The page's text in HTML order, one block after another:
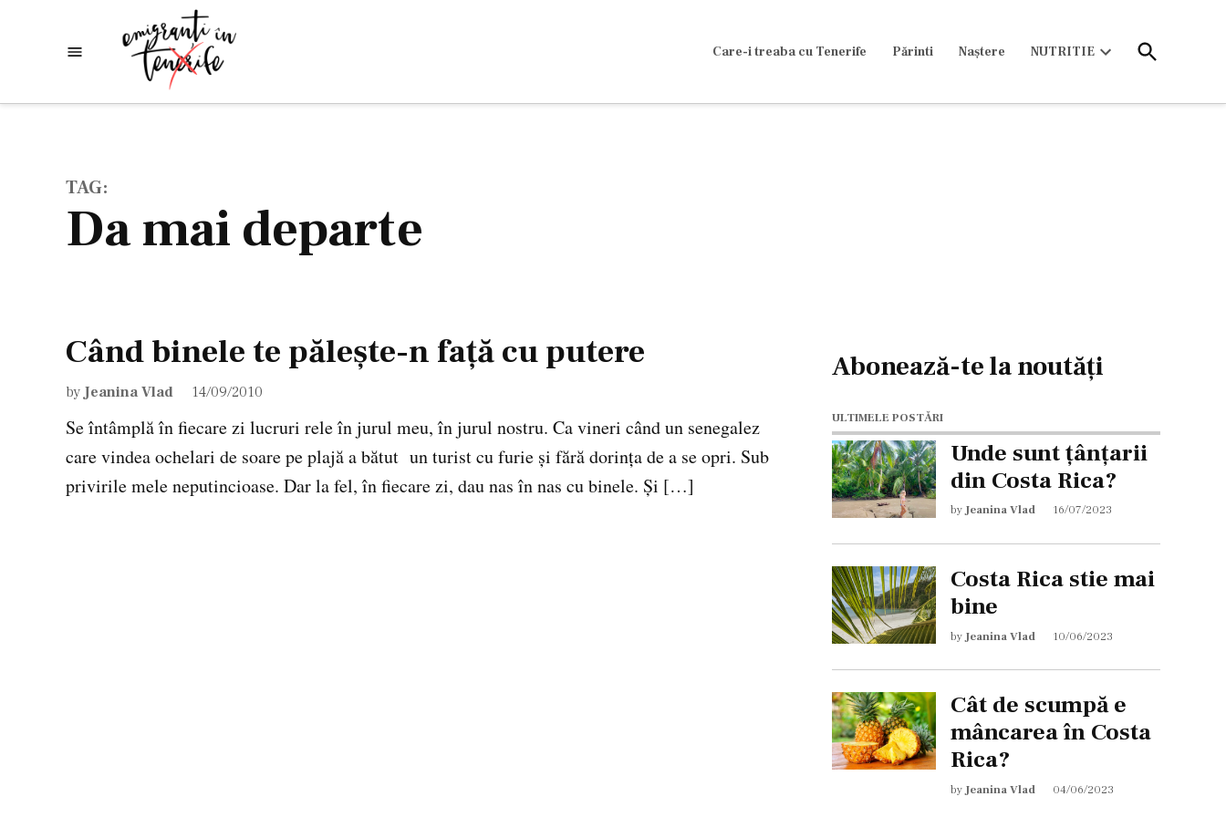
Care-i treaba cu Tenerife Părinti Naștere NUTRITIE
Open
Search
TAG:
da mai departe
Când binele te păleşte-n faţă cu putere
by Jeanina Vlad 14/09/2010
Se întâmplă în fiecare zi lucruri rele în jurul meu, în jurul nostru. Ca vineri când un senegalez
care vindea ochelari de soare pe plajă a bătut un turist cu furie şi fără dorinţa de a se opri. Sub
privirile mele neputincioase. Dar la fel, în fiecare zi, dau nas în nas cu binele. Şi […]
Abonează-te la noutăți
ULTIMELE POSTĂRI
Unde sunt țânțarii
din Costa Rica?
byJeanina Vlad 16/07/2023
Costa Rica stie mai
bine
by Jeanina Vlad 10/06/2023
Cât de scumpă e
mâncarea în Costa
Rica?
by Jeanina Vlad 04/06/2023